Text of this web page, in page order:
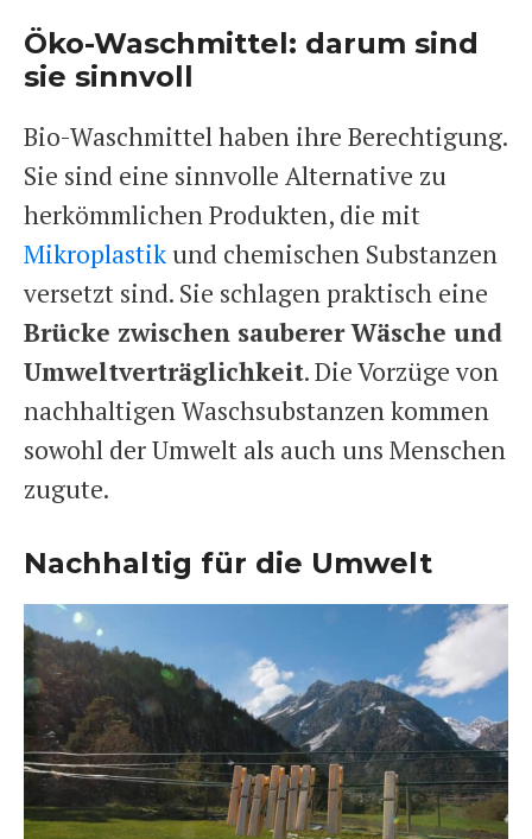
Öko-Waschmittel: darum sind
sie sinnvoll
Bio-Waschmittel haben ihre Berechtigung.
Sie sind eine sinnvolle Alternative zu
herkömmlichen Produkten, die mit
Mikroplastik und chemischen Substanzen
versetzt sind. Sie schlagen praktisch eine
Brücke zwischen sauberer Wäsche und
Umweltverträglichkeit. Die Vorzüge von
nachhaltigen Waschsubstanzen kommen
sowohl der Umwelt als auch uns Menschen
zugute.
Nachhaltig für die Umwelt